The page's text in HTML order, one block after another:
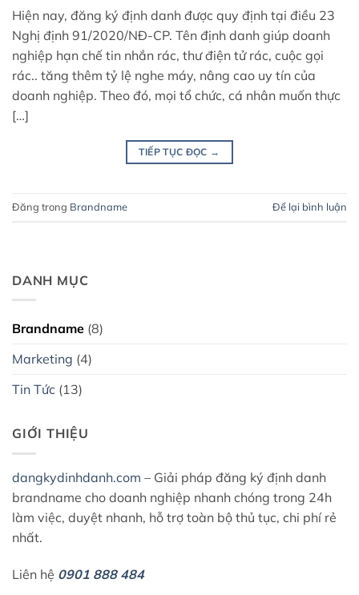
Hiện nay, đăng ký định danh được quy định tại điều 23
Nghị định 91/2020/NĐ-CP. Tên định danh giúp doanh
nghiệp hạn chế tin nhắn rác, thư điện tử rác, cuộc gọi
rác.. tăng thêm tỷ lệ nghe máy, nâng cao uy tín của
doanh nghiệp. Theo đó, mọi tổ chức, cá nhân muốn thực
[…]
TIẾP TỤC ĐỌC →
Đăng trong Brandname Để lại bình luận
DANH MỤC
Brandname (8)
Marketing (4)
Tin Tức (13)
GIỚI THIỆU
dangkydinhdanh.com – Giải pháp đăng ký định danh
brandname cho doanh nghiệp nhanh chóng trong 24h
làm việc, duyệt nhanh, hỗ trợ toàn bộ thủ tục, chi phí rẻ
nhất.
Liên hệ 0901 888 484